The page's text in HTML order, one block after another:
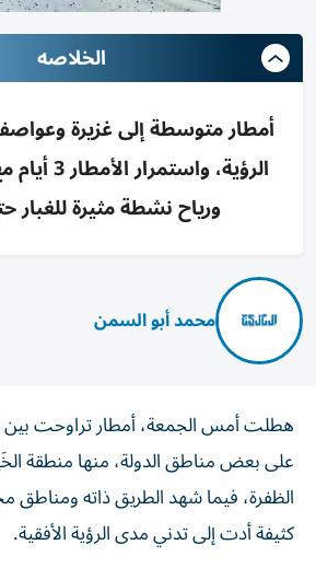
الخلاصه
أمطار متوسطة إلى غزيرة
الرؤية،
ورياح نشطة مثيرة للغبار
محمد أبو السمن
هطلت أمس الجمعة، أمطار تراوحت بين
على بعض مناطق الدولة، منها منطقة
الظفرة، فيما شهد الطريق ذاته ومناطق
كثيفة أدت إلى تدني مدى الرؤية الأفقية.